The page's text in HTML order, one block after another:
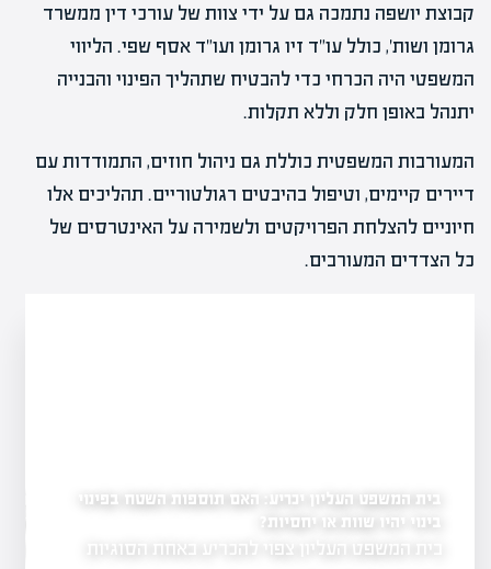
קבוצת יושפה נתמכה גם על ידי צוות של עורכי דין ממשרד
גרומן ושות', כולל עו"ד זיו גרומן ועו"ד אסף שפי. הליווי
המשפטי היה הכרחי כדי להבטיח שתהליך הפינוי והבנייה
יתנהל באופן חלק וללא תקלות.
המעורבות המשפטית כוללת גם ניהול חוזים, התמודדות עם
דיירים קיימים, וטיפול בהיבטים רגולטוריים. תהליכים אלו
חיוניים להצלחת הפרויקטים ולשמירה על האינטרסים של
כל הצדדים המעורבים.
פרויקט להצלחה?
בית המשפט העליון יכריע: האם תוספות השטח בפינוי
בינוי יהיו שוות או יחסיות?
בית המשפט העליון צפוי להכריע באחת הסוגיות
לראשונה: עיריית